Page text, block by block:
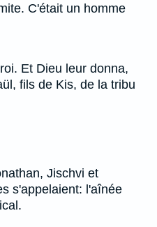
C'était un homme
Et Dieu leur donna,
fils de Kis, de la tribu
Jischvi et
s'appelaient: l'aînée